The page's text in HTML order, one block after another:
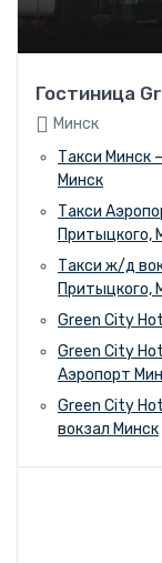
Гостиница
Минск
Такси Минск
Минск
Такси
Притыцкого,
Такси ж/д
Притыцкого,
Green City
Green City
Аэропорт
Green City
вокзал Минск